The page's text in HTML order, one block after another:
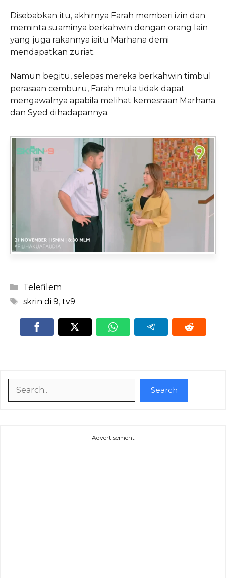
Disebabkan itu, akhirnya Farah memberi izin dan
meminta suaminya berkahwin dengan orang lain
yang juga rakannya iaitu Marhana demi
mendapatkan zuriat.
Namun begitu, selepas mereka berkahwin timbul
perasaan cemburu, Farah mula tidak dapat
mengawalnya apabila melihat kemesraan Marhana
dan Syed dihadapannya.
Categories
Telefilem
Tags
skrin di 9, tv9
Search
---Advertisement---